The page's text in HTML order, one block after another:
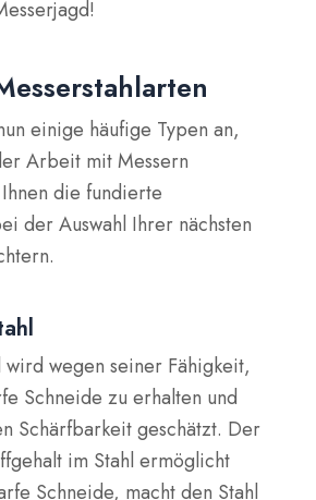
einige häufige Typen an,
Arbeit mit Messern
die fundierte
der Auswahl Ihrer nächsten
wird wegen seiner Fähigkeit,
Schneide zu erhalten und
Schärfbarkeit geschätzt. Der
im Stahl ermöglicht
Schneide, macht den Stahl